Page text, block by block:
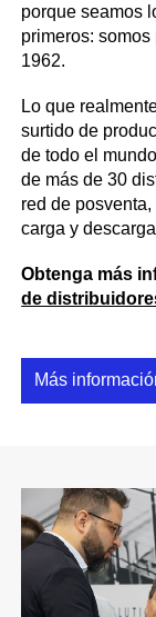
porque seamos
primeros:
1962.
Lo que
surtido de
de todo el
de más de 30
red de
carga y
Obtenga más
de
Más